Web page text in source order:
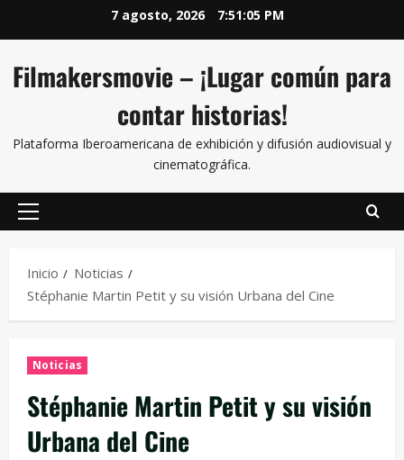
7 agosto, 2026 7:51:06 PM
Filmakersmovie – ¡Lugar común para
contar historias!
Plataforma Iberoamericana de exhibición y difusión audiovisual y
cinematográfica.
Inicio
Noticias
Stéphanie Martin Petit y su visión Urbana del Cine
Noticias
Stéphanie Martin Petit y su visión
Urbana del Cine